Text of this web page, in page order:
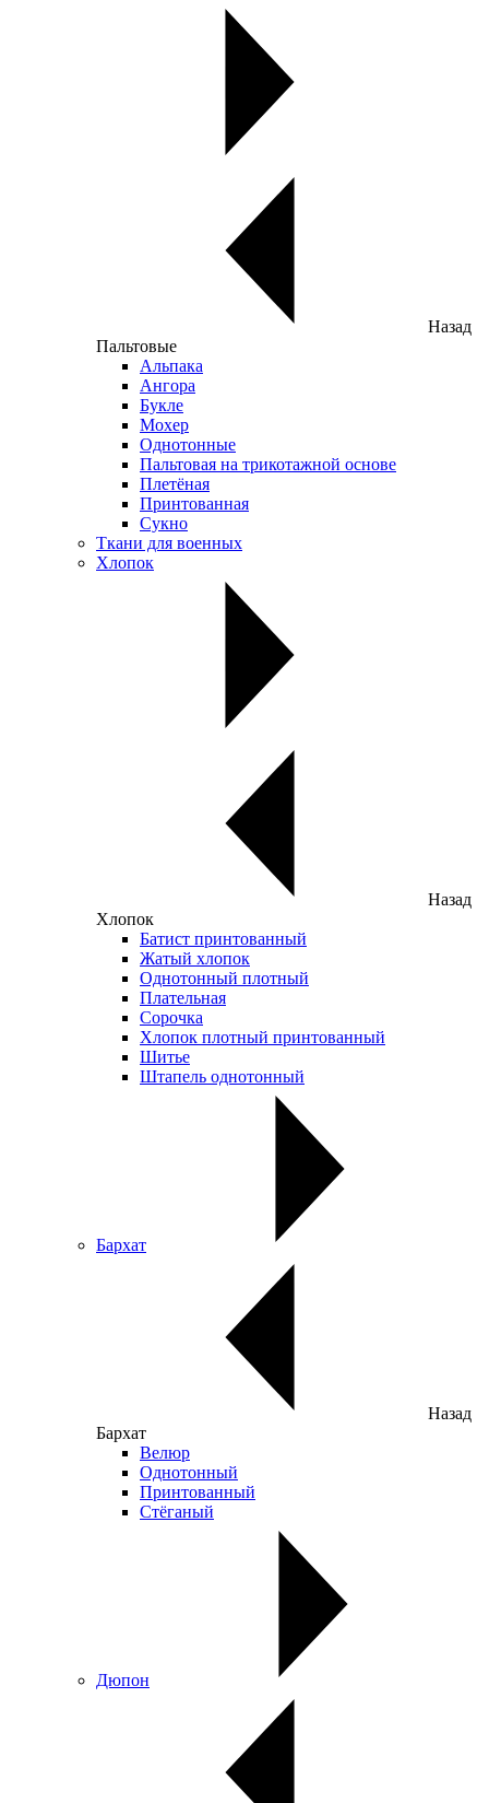
Назад
Пальтовые
Альпака
Ангора
Букле
Мохер
Однотонные
Пальтовая на трикотажной основе
Плетёная
Принтованная
Сукно
Ткани для военных
Хлопок
Назад
Хлопок
Батист принтованный
Жатый хлопок
Однотонный плотный
Плательная
Сорочка
Хлопок плотный принтованный
Шитье
Штапель однотонный
Бархат
Назад
Бархат
Велюр
Однотонный
Принтованный
Стёганый
Дюпон